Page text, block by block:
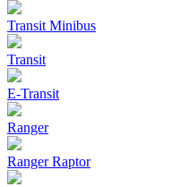
Transit Minibus
Transit
E-Transit
Ranger
Ranger Raptor